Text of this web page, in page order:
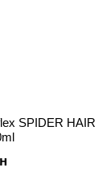
SPIDER HAIR